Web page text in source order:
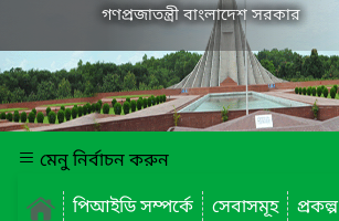
গণপ্রজাতন্ত্রী বাংলাদেশ সরকার
মেনু নির্বাচন করুন
পিআইডি সম্পর্কে
সেবাসমূহ প্রকল্প